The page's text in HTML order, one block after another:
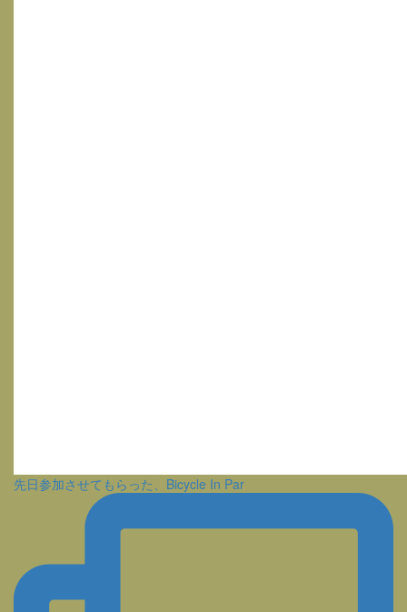
先日参加させてもらった、Bicycle In Par